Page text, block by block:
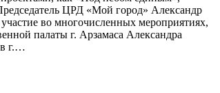
ЦРД «Мой город» Александр
во многочисленных мероприятиях,
палаты г. Арзамаса Александра
г.…